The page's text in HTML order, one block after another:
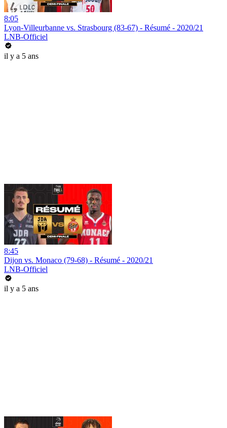
8:05
Lyon-Villeurbanne vs. Strasbourg (83-67) - Résumé - 2020/21
LNB-Officiel
il y a 5 ans
8:45
Dijon vs. Monaco (79-68) - Résumé - 2020/21
LNB-Officiel
il y a 5 ans